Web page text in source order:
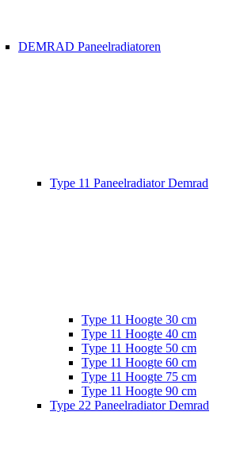
DEMRAD Paneelradiatoren
Type 11 Paneelradiator Demrad
Type 11 Hoogte 30 cm
Type 11 Hoogte 40 cm
Type 11 Hoogte 50 cm
Type 11 Hoogte 60 cm
Type 11 Hoogte 75 cm
Type 11 Hoogte 90 cm
Type 22 Paneelradiator Demrad